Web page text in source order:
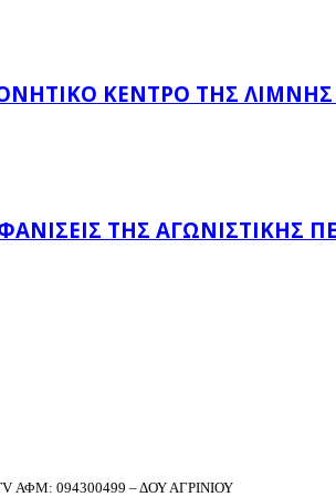
ΚΈΝΤΡΟ ΤΗΣ
ΤΗΣ ΑΓΩΝΙΣΤΙΚΉΣ
094300499 – ΔΟΥ ΑΓΡΙΝΙΟΥ